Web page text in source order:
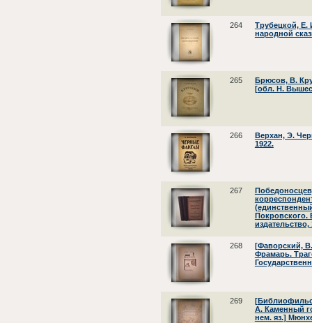
264
Трубецкой, Е.
народной
265
Брюсов, В.
[обл. Н.
266
Верхан, Э.
1922.
267
Покровского.
издательство,
268
[Фаворский,
Фрамарь.
269
А. Каменный
нем. яз.]